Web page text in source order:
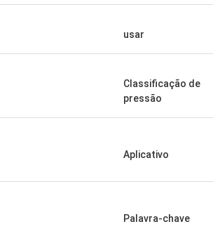
usar
Classificação de
pressão
Aplicativo
Palavra-chave